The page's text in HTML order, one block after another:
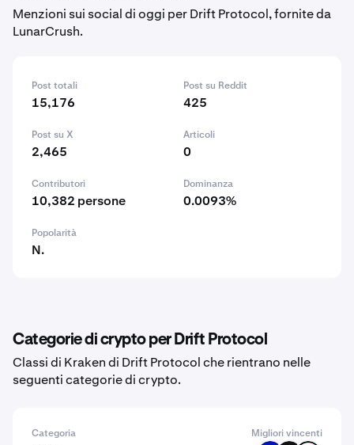
Menzioni sui social di oggi per Drift Protocol, fornite da
LunarCrush.
Post totali
15,176
Post su Reddit
425
Post su X
2,465
Articoli
0
Contributori
10,382 persone
Dominanza
0.0093%
Popolarità
N.
Categorie di crypto per Drift Protocol
Classi di Kraken di Drift Protocol che rientrano nelle
seguenti categorie di crypto.
Categoria Migliori vincenti